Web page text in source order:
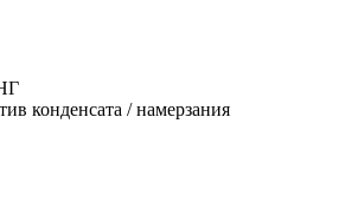
конденсата / намерзания